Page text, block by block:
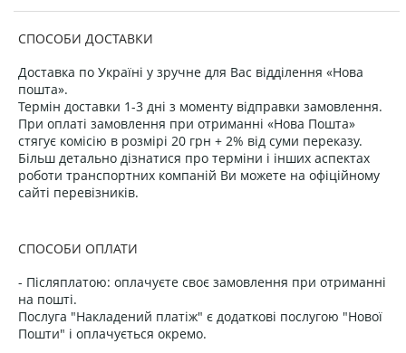
СПОСОБИ ДОСТАВКИ
Доставка по Україні у зручне для Вас відділення «Нова
пошта».
Термін доставки 1-3 дні з моменту відправки замовлення.
При оплаті замовлення при отриманні «Нова Пошта»
стягує комісію в розмірі 20 грн + 2% від суми переказу.
Більш детально дізнатися про терміни і інших аспектах
роботи транспортних компаній Ви можете на офіційному
сайті перевізників.
СПОСОБИ ОПЛАТИ
- Післяплатою: оплачуєте своє замовлення при отриманні
на пошті.
Послуга "Накладений платіж" є додаткові послугою "Нової
Пошти" і оплачується окремо.